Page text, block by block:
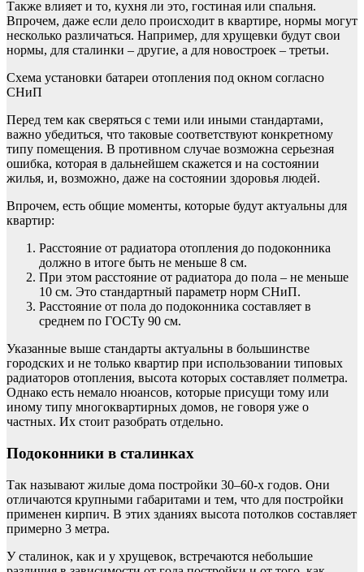
Также влияет и то, кухня ли это, гостиная или спальня.
Впрочем, даже если дело происходит в квартире, нормы могут
несколько различаться. Например, для хрущевки будут свои
нормы, для сталинки – другие, а для новостроек – третьи.
Схема установки батареи отопления под окном согласно
СНиП
Перед тем как сверяться с теми или иными стандартами,
важно убедиться, что таковые соответствуют конкретному
типу помещения. В противном случае возможна серьезная
ошибка, которая в дальнейшем скажется и на состоянии
жилья, и, возможно, даже на состоянии здоровья людей.
Впрочем, есть общие моменты, которые будут актуальны для
квартир:
Расстояние от радиатора отопления до подоконника
должно в итоге быть не меньше 8 см.
При этом расстояние от радиатора до пола – не меньше
10 см. Это стандартный параметр норм СНиП.
Расстояние от пола до подоконника составляет в
среднем по ГОСТу 90 см.
Указанные выше стандарты актуальны в большинстве
городских и не только квартир при использовании типовых
радиаторов отопления, высота которых составляет полметра.
Однако есть немало нюансов, которые присущи тому или
иному типу многоквартирных домов, не говоря уже о
частных. Их стоит разобрать отдельно.
Подоконники в сталинках
Так называют жилые дома постройки 30–60-х годов. Они
отличаются крупными габаритами и тем, что для постройки
применен кирпич. В этих зданиях высота потолков составляет
примерно 3 метра.
У сталинок, как и у хрущевок, встречаются небольшие